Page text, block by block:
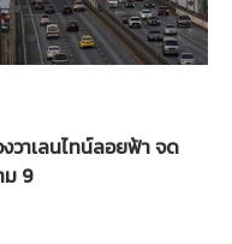
วาเลนไทน์ลอยฟ้า จด
ม 9